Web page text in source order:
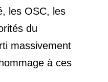
les OSC, les
du
massivement
à ces